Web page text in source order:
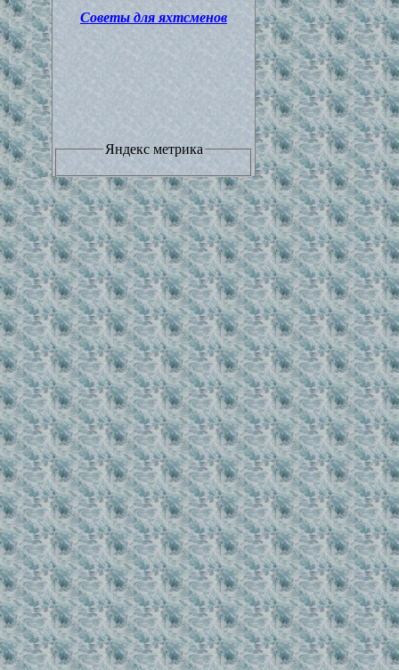
Советы для яхтсменов
Яндекс метрика